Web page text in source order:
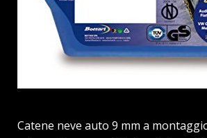
Catene neve auto 9 mm a